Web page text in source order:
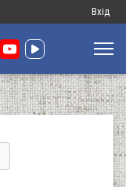
Меню
запису
Вхід